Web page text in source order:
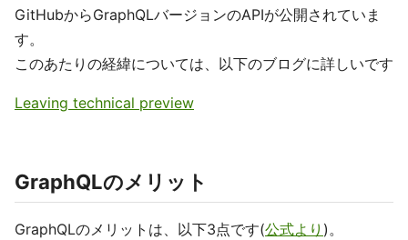
GitHubからGraphQLバージョンのAPIが公開されていま
す。
このあたりの経緯については、以下のブログに詳しいです
Leaving technical preview
GraphQLのメリット
GraphQLのメリットは、以下3点です(公式より )。